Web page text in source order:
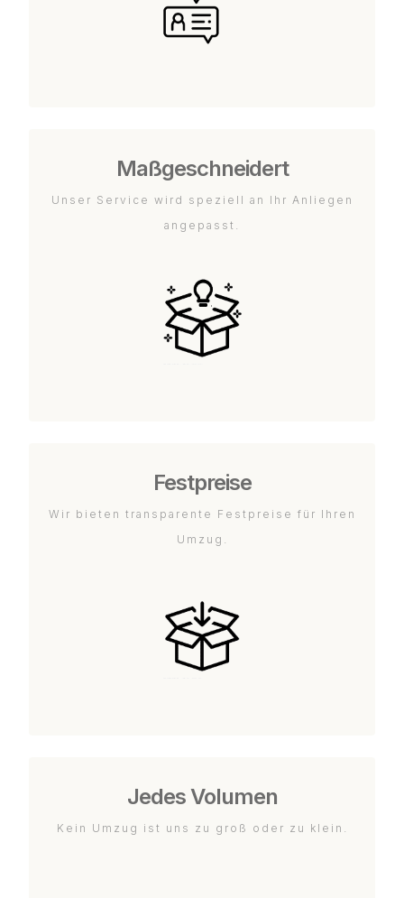
Maßgeschneidert
Unser Service wird speziell an Ihr Anliegen
angepasst.
Festpreise
Wir bieten transparente Festpreise für Ihren
Umzug.
Jedes Volumen
Kein Umzug ist uns zu groß oder zu klein.